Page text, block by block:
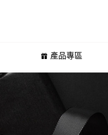
產品專區